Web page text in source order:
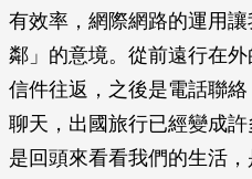
有效率，網際網路的運用
鄰」的意境。從前遠行在
信件往返，之後是電話聯
聊天，出國旅行已經變成
是回頭來看看我們的生活